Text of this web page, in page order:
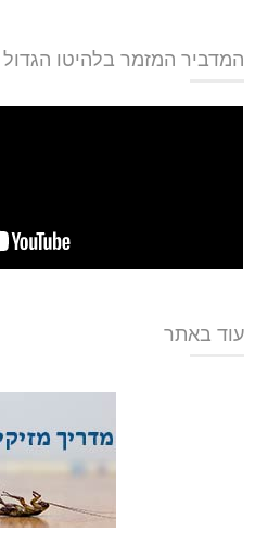
המדביר המזמר בלהיטו הגדול
עוד באתר